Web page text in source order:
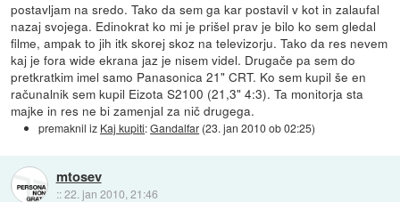
postavljam na sredo. Tako da sem ga kar postavil v kot in zalaufal
nazaj svojega. Edinokrat ko mi je prišel prav je bilo ko sem gledal
filme, ampak to jih itk skorej skoz na televizorju. Tako da res nevem
kaj je fora wide ekrana jaz je nisem videl. Drugače pa sem do
pretkratkim imel samo Panasonica 21" CRT. Ko sem kupil še en
računalnik sem kupil Eizota S2100 (21,3" 4:3). Ta monitorja sta
majke in res ne bi zamenjal za nič drugega.
premaknil iz Kaj kupiti:Gandalfar (23. jan 2010 ob 02:25)
mtosev
::22. jan 2010, 21:46